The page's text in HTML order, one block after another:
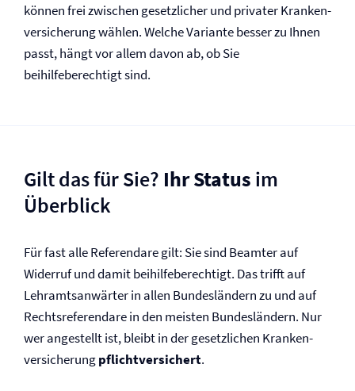
können frei zwischen gesetzlicher und privater Kranken­
versicherung wählen. Welche Variante besser zu Ihnen
passt, hängt vor allem davon ab, ob Sie
beihilfeberechtigt sind.
Gilt das für Sie? Ihr Status im
Überblick
Für fast alle Referendare gilt: Sie sind Beamter auf
Widerruf und damit beihilfeberechtigt. Das trifft auf
Lehramtsanwärter in allen Bundesländern zu und auf
Rechtsreferendare in den meisten Bundesländern. Nur
wer angestellt ist, bleibt in der gesetzlichen Kranken­
versicherungpflichtversichert.